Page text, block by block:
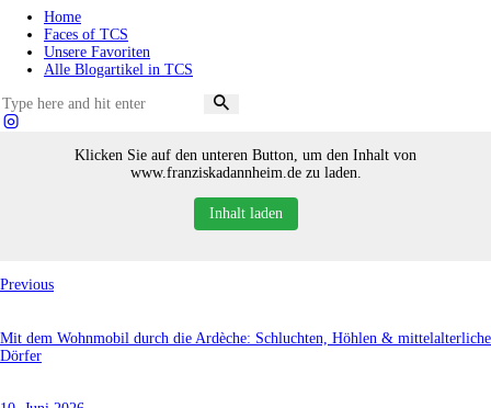
Home
Faces of TCS
Unsere Favoriten
Alle Blogartikel in TCS
Klicken Sie auf den unteren Button, um den Inhalt von
www.franziskadannheim.de zu laden.
Inhalt laden
Previous
Mit dem Wohnmobil durch die Ardèche: Schluchten, Höhlen & mittelalterliche
Dörfer